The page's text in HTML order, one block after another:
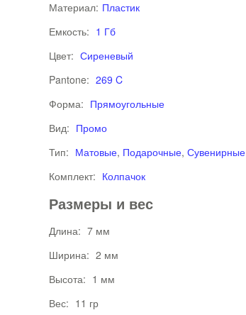
Материал: Пластик
Емкость: 1 Гб
Цвет: Сиреневый
Pantone: 269 C
Форма: Прямоугольные
Вид: Промо
Тип: Матовые, Подарочные,Сувенирные
Комплект: Колпачок
Размеры и вес
Длина: 7 мм
Ширина: 2 мм
Высота: 1 мм
Вес: 11 гр